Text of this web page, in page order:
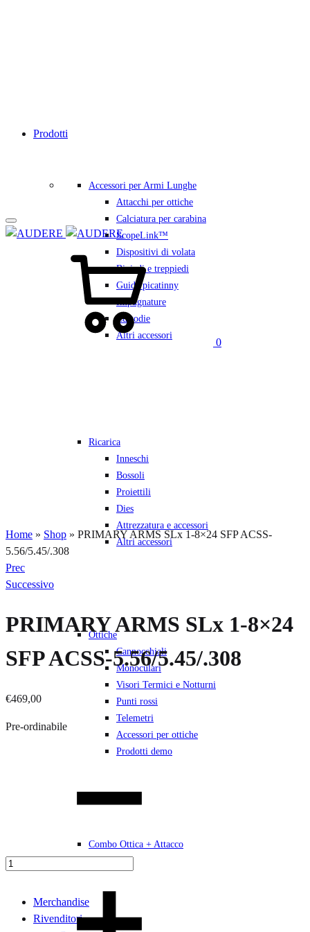
Prodotti
Accessori per Armi Lunghe
Attacchi per ottiche
Calciatura per carabina
ScopeLink™
Dispositivi di volata
Bipiedi e treppiedi
Guide picatinny
Impugnature
Custodie
Altri accessori
Ricarica
Inneschi
Bossoli
Proiettili
Dies
Attrezzatura e accessori
Altri accessori
Ottiche
Cannocchiali
Monoculari
Visori Termici e Notturni
Punti rossi
Telemetri
Accessori per ottiche
Prodotti demo
Combo Ottica + Attacco
Merchandise
Rivenditori
0
Home » Shop » PRIMARY ARMS SLx 1-8×24 SFP ACSS-
5.56/5.45/.308
Navigazione
prodotto
Prec
Successivo
PRIMARY ARMS SLx 1-8×24
SFP ACSS-5.56/5.45/.308
€469,00
Pre-ordinabile